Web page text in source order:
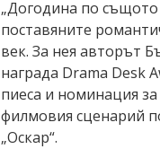
„Догодина по
поставяните
век. За нея авторът
награда Drama Desk
пиеса и номинация за
филмовия сценарий
„Оскар“.